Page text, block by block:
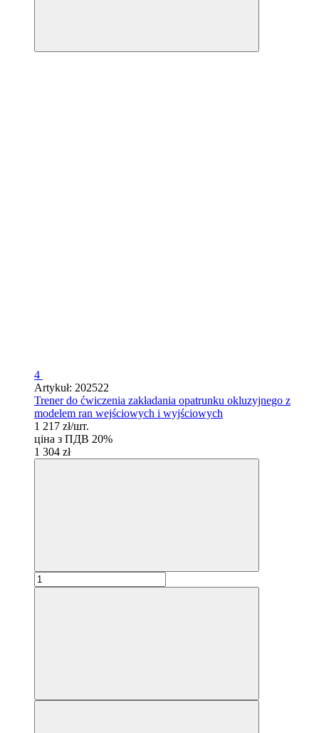
4
Artykuł: 202522
Trener do ćwiczenia zakładania opatrunku okluzyjnego z
modelem ran wejściowych i wyjściowych
1 217 zł/шт.
ціна з ПДВ 20%
1 304 zł